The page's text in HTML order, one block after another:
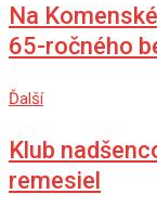
Na
65-ročného
Ďalší
Klub
remesiel